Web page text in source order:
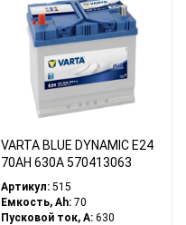
VARTA BLUE DYNAMIC E24
70АH 630A 570413063
Артикул:515
Емкость, Ah:70
Пусковой ток, A:630